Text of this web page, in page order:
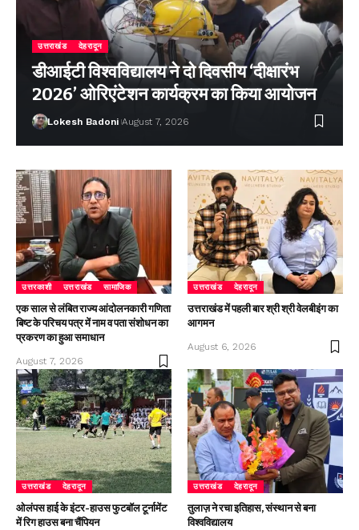
उत्तराखंड देहरादून
डीआईटी विश्वविद्यालय ने दो दिवसीय ‘दीक्षारंभ
2026’ ओरिएंटेशन कार्यक्रम का किया आयोजन
Lokesh Badoni August 7, 2026
उत्तरकाशी उत्तराखंड सामाजिक
एक साल से लंबित राज्य आंदोलनकारी गणिता
बिष्ट के परिचय पत्र में नाम व पता संशोधन का
प्रकरण का हुआ समाधान
August 7, 2026
उत्तराखंड देहरादून
उत्तराखंड में पहली बार श्री श्री वेलबीइंग का
आगमन
August 6, 2026
उत्तराखंड देहरादून
ओलंपस हाई के इंटर-हाउस फुटबॉल टूर्नामेंट
में रिग हाउस बना चैंपियन
उत्तराखंड देहरादून
तुलाज़ ने रचा इतिहास, संस्थान से बना
विश्वविद्यालय